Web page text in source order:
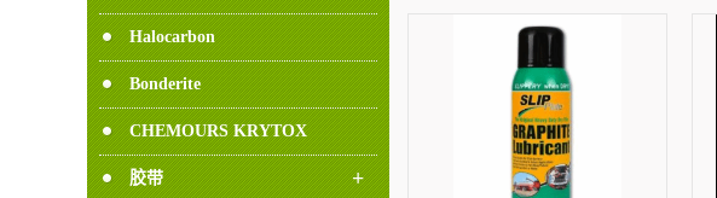
Halocarbon
Bonderite
CHEMOURS KRYTOX
胶带 +